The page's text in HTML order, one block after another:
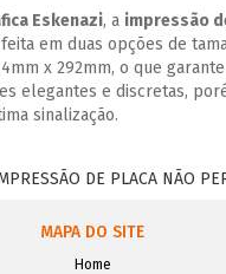
Eskenazi, a impressão
em duas opções de
x 292mm, o que
elegantes e discretas,
sinalização.
DE PLACA NÃO
MAPA DO SITE
Home